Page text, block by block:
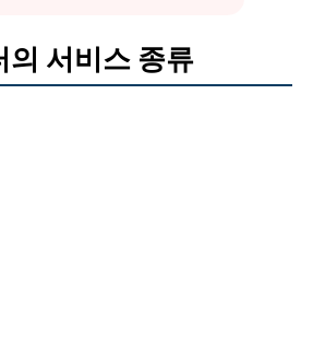
의 서비스 종류